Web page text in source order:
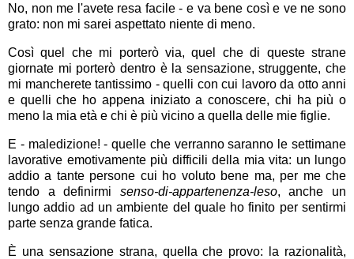
No, non me l'avete resa facile - e va bene così e ve ne sono
grato: non mi sarei aspettato niente di meno.
Così quel che mi porterò via, quel che di queste strane
giornate mi porterò dentro è la sensazione, struggente, che
mi mancherete tantissimo - quelli con cui lavoro da otto anni
e quelli che ho appena iniziato a conoscere, chi ha più o
meno la mia età e chi è più vicino a quella delle mie figlie.
E - maledizione! - quelle che verranno saranno le settimane
lavorative emotivamente più difficili della mia vita: un lungo
addio a tante persone cui ho voluto bene ma, per me che
tendo a definirmi senso-di-appartenenza-leso, anche un
lungo addio ad un ambiente del quale ho finito per sentirmi
parte senza grande fatica.
È una sensazione strana, quella che provo: la razionalità,